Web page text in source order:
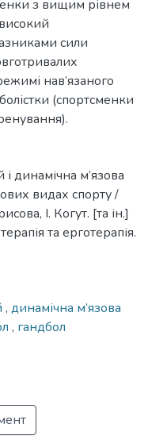
з вищим рівнем
сили
нав’язаного
(спортсменки
динамічна м’язова
видах спорту /
І. Когут. [та ін.]
та ерготерапія.
, динамічна м’язова
, гандбол